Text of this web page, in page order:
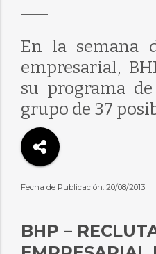
En la semana
empresarial,
su programa
grupo de 37
Fecha de Publicación: 20/08/2013
BHP –